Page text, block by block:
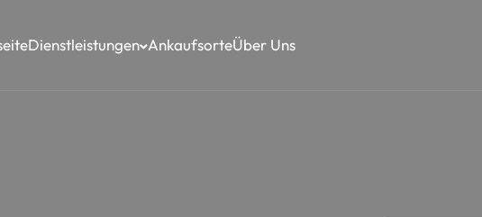
Dienstleistungen AnkaufsorteÜber Uns